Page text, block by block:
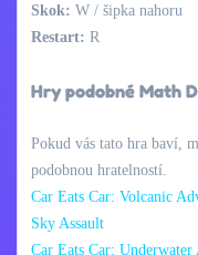
Skok: W / šipka nahoru
Restart: R
Hry podobné Math
Pokud vás tato hra baví,
podobnou hratelností.
Car Eats Car: Volcanic
Sky Assault
Car Eats Car: Underwater